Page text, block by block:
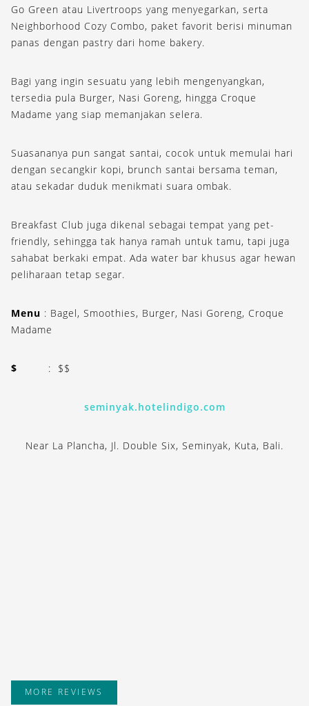
Go Green atau Livertroops yang menyegarkan, serta
Neighborhood Cozy Combo, paket favorit berisi minuman
panas dengan pastry dari home bakery.
Bagi yang ingin sesuatu yang lebih mengenyangkan,
tersedia pula Burger, Nasi Goreng, hingga Croque
Madame yang siap memanjakan selera.
Suasananya pun sangat santai, cocok untuk memulai hari
dengan secangkir kopi, brunch santai bersama teman,
atau sekadar duduk menikmati suara ombak.
Breakfast Club juga dikenal sebagai tempat yang pet-
friendly, sehingga tak hanya ramah untuk tamu, tapi juga
sahabat berkaki empat. Ada water bar khusus agar hewan
peliharaan tetap segar.
Menu : Bagel, Smoothies, Burger, Nasi Goreng, Croque
Madame
$ : $$
seminyak.hotelindigo.com
Near La Plancha, Jl. Double Six, Seminyak, Kuta, Bali.
MORE REVIEWS